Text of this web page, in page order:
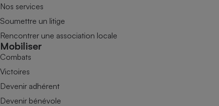
Nos services
Soumettre un litige
Rencontrer une association locale
Mobiliser
Combats
Victoires
Devenir adhérent
Devenir bénévole